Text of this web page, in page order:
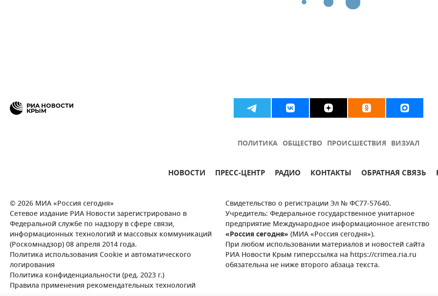
ПОЛИТИКА ОБЩЕСТВО ПРОИСШЕСТВИЯ ВИЗУАЛ
НОВОСТИ ПРЕСС-ЦЕНТР РАДИО КОНТАКТЫ ОБРАТНАЯ СВЯЗЬ
© 2026 МИА «Россия сегодня»
Сетевое издание РИА Новости зарегистрировано в
Федеральной службе по надзору в сфере связи,
информационных технологий и массовых коммуникаций
(Роскомнадзор) 08 апреля 2014 года.
Политика использования Cookie и автоматического
логирования
Политика конфиденциальности (ред. 2023 г.)
Правила применения рекомендательных технологий
Свидетельство о регистрации Эл № ФС77-57640.
Учредитель: Федеральное государственное унитарное
предприятие Международное информационное агентство
«Россия сегодня» (МИА «Россия сегодня»).
При любом использовании материалов и новостей сайта
РИА Новости Крым гиперссылка на https://crimea.ria.ru
обязательна не ниже второго абзаца текста.